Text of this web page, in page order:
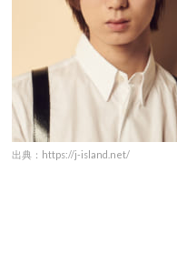
出典：https://j-island.net/